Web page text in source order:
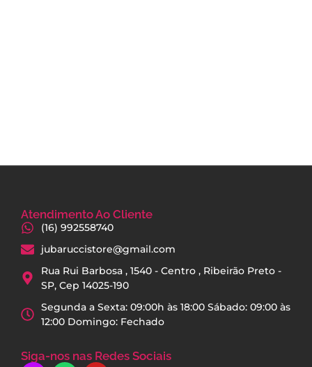
Atendimento Ao Cliente
(16) 992558740
jubaruccistore@gmail.com
Rua Rui Barbosa , 1540 - Centro , Ribeirão Preto -
SP, Cep 14025-190
Segunda a Sexta: 09:00h às 18:00 Sábado: 09:00 às
12:00 Domingo: Fechado
Siga-nos nas Redes Sociais